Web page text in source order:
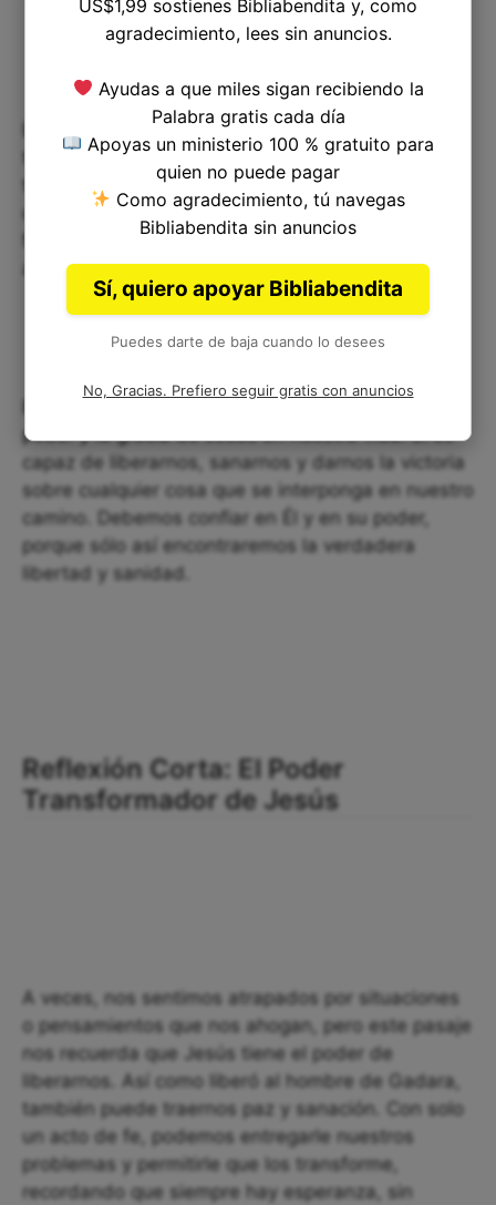
Es importante comprender que Jesús no sólo
tiene poder sobre los espíritus impuros, sino
también sobre cualquier situación o circunstancia
que nos pueda estar oprimiendo. Él nos da la
fuerza y la capacidad para conquistar cualquier
adversidad y salir victoriosos.
poder y la gracia de Jesús en nuestra vida. Él es
capaz de liberarnos, sanarnos y darnos la victoria
sobre cualquier cosa que se interponga en nuestro
camino. Debemos confiar en Él y en su poder,
porque sólo así encontraremos la verdadera
libertad y sanidad.
Reflexión Corta: El Poder
Transformador de Jesús
A veces, nos sentimos atrapados por situaciones
o pensamientos que nos ahogan, pero este pasaje
nos recuerda que Jesús tiene el poder de
liberarnos. Así como liberó al hombre de Gadara,
también puede traernos paz y sanación. Con solo
un acto de fe, podemos entregarle nuestros
problemas y permitirle que los transforme,
recordando que siempre hay esperanza, sin
US$1,99 sostienes Bibliabendita y, como
agradecimiento, lees sin anuncios.
Ayudas a que miles sigan recibiendo la
Palabra gratis cada día
Apoyas un ministerio 100 % gratuito para
quien no puede pagar
Como agradecimiento, tú navegas
Bibliabendita sin anuncios
Sí, quiero apoyar Bibliabendita
Puedes darte de baja cuando lo desees
No, Gracias. Prefiero seguir gratis con anuncios